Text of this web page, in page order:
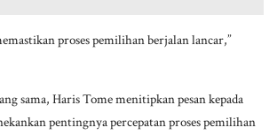
proses pemilihan berjalan lancar,”
sama, Haris Tome menitipkan pesan kepada
pentingnya percepatan proses pemilihan